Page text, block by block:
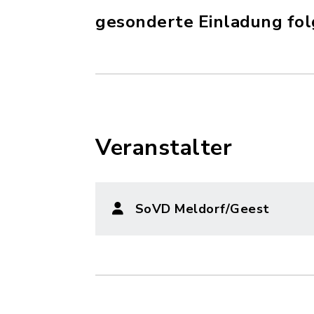
gesonderte Einladung
Veranstalter
SoVD Meldorf/Geest